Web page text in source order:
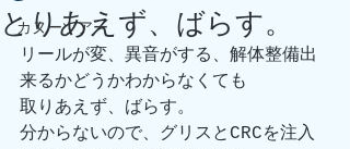
カヌーツアー
とりあえず、ばらす。
リールが変、異音がする、解体整備出
来るかどうかわからなくても
取りあえず、ばらす。
分からないので、グリスとCRCを注入